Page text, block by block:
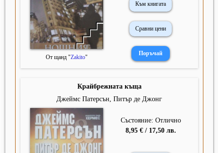
От щанд "Zakito"
Към книгата
Сравни цени
Крайбрежната къща
Джеймс Патерсън, Питър де Джонг
Състояние: Отлично
8,95 € / 17,50 лв.